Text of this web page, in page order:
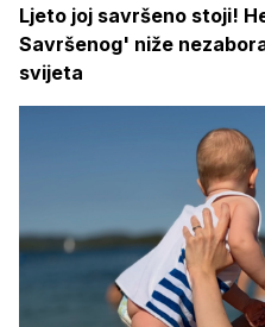
Ljeto joj savršeno stoji!
Savršenog' niže
svijeta